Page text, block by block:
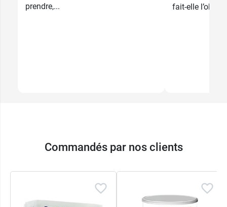
prendre,...
fait-elle l’objet
Commandés par nos clients